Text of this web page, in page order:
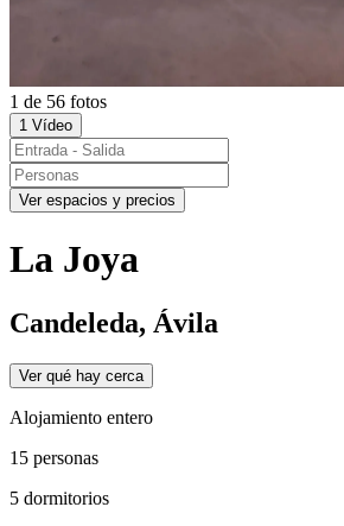
1 de 56 fotos
1 Vídeo
Ver espacios y precios
La Joya
Candeleda, Ávila
Ver qué hay cerca
Alojamiento entero
15 personas
5 dormitorios